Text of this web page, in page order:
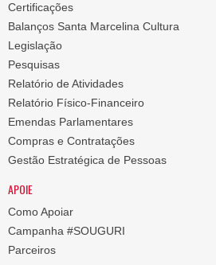
Certificações
Balanços Santa Marcelina Cultura
Legislação
Pesquisas
Relatório de Atividades
Relatório Físico-Financeiro
Emendas Parlamentares
Compras e Contratações
Gestão Estratégica de Pessoas
APOIE
Como Apoiar
Campanha #SOUGURI
Parceiros